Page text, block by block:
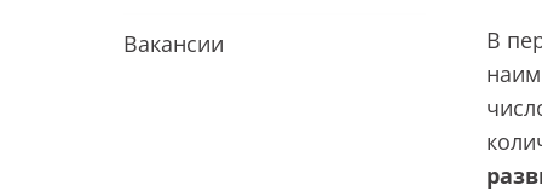
Вакансии
В